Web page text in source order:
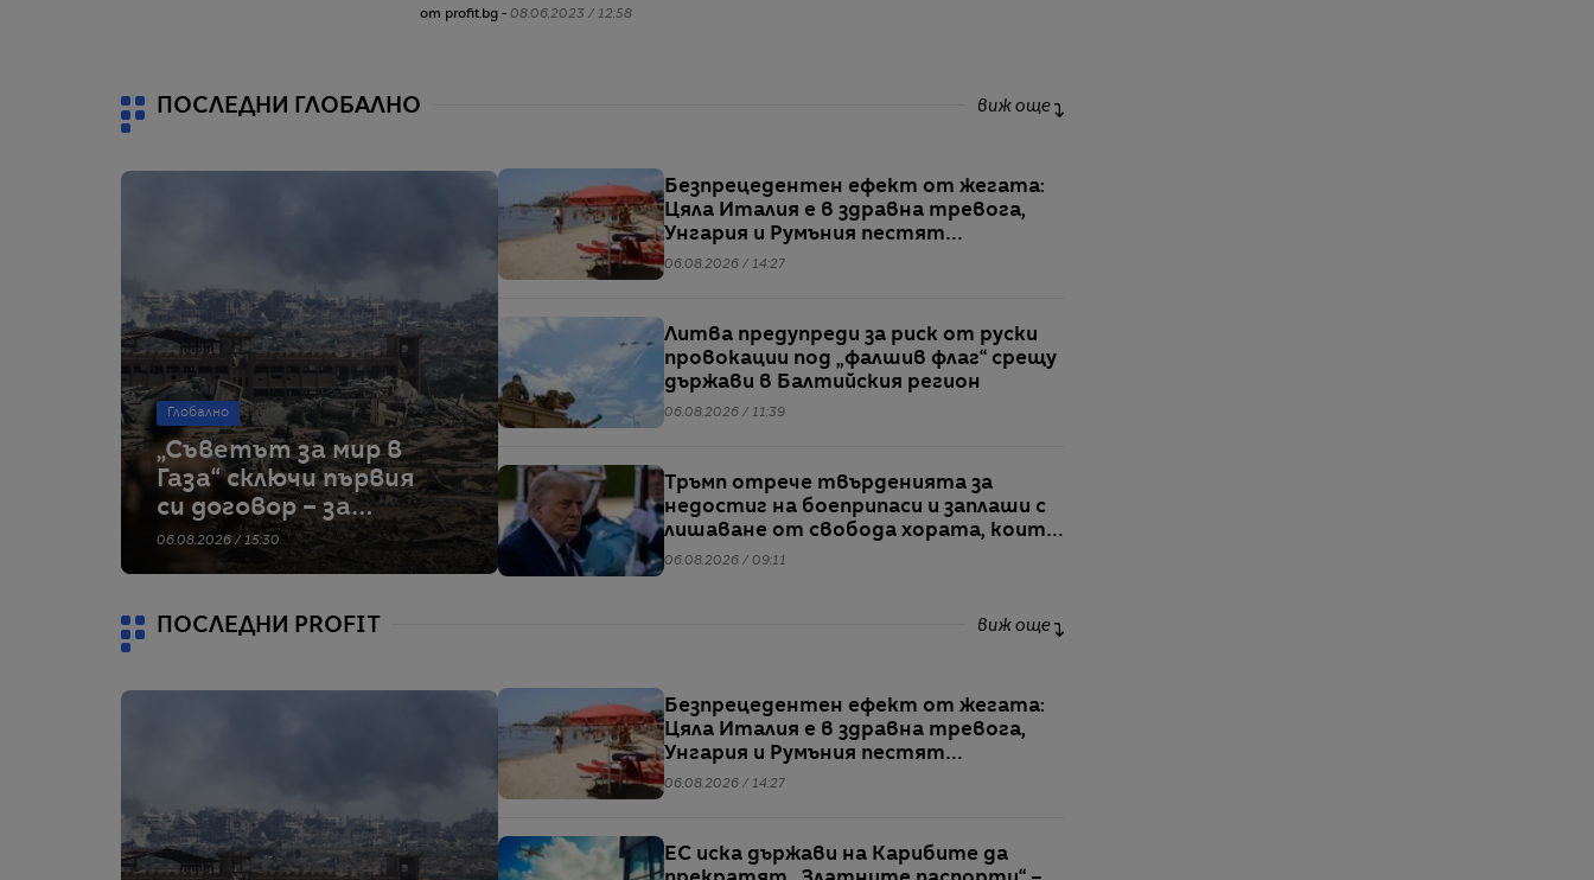
от profit.bg - 08.06.2023 / 12:58
ПОСЛЕДНИ ГЛОБАЛНО виж още
Глобално
„Съветът за мир в
Газа“ сключи първия
си договор – за
строителство на
06.08.2026 / 15:30
Безпрецедентен ефект от жегата:
Цяла Италия е в здравна тревога,
Унгария и Румъния пестят
електричество
06.08.2026 / 14:27
Литва предупреди за риск от руски
провокации под „фалшив флаг“ срещу
държави в Балтийския регион
06.08.2026 / 11:39
Тръмп отрече твърденията за
недостиг на боеприпаси и заплаши с
лишаване от свобода хората, които
разпространяват подобна
06.08.2026 / 09:11
ПОСЛЕДНИ PROFIT виж още
Безпрецедентен ефект от жегата:
Цяла Италия е в здравна тревога,
Унгария и Румъния пестят
електричество
06.08.2026 / 14:27
ЕС иска държави на Карибите да